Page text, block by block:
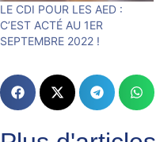
LE CDI POUR LES AED :
C’EST ACTÉ AU 1ER
SEPTEMBRE 2022 !